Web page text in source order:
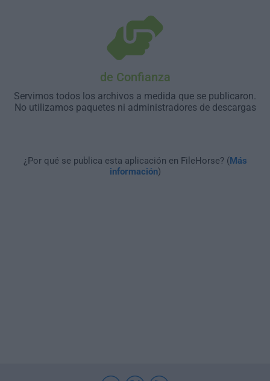
de Confianza
Servimos todos los archivos a medida que se publicaron.
No utilizamos paquetes ni administradores de descargas
¿Por qué se publica esta aplicación en FileHorse? (Más
información)